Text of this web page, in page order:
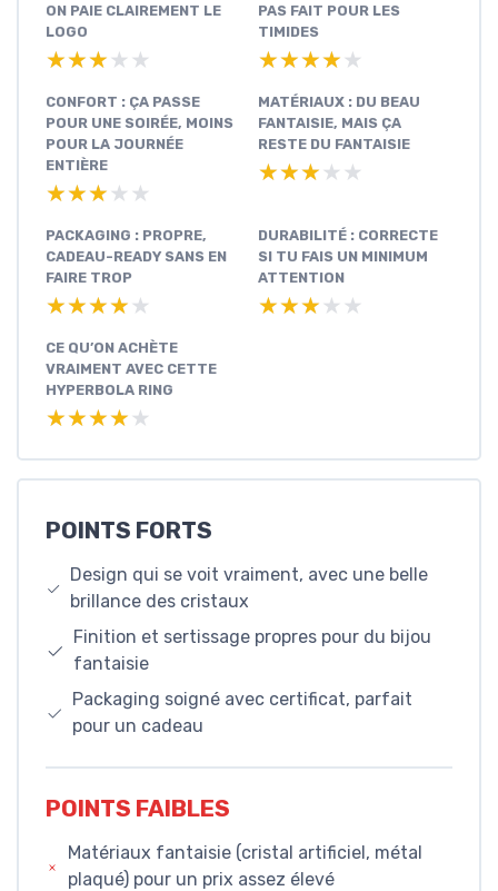
ON PAIE CLAIREMENT LE
LOGO
★★★★★
★★★★★
PAS FAIT POUR LES
TIMIDES
★★★★★
★★★★★
CONFORT : ÇA PASSE
POUR UNE SOIRÉE, MOINS
POUR LA JOURNÉE
ENTIÈRE
★★★★★
★★★★★
MATÉRIAUX : DU BEAU
FANTAISIE, MAIS ÇA
RESTE DU FANTAISIE
★★★★★
★★★★★
PACKAGING : PROPRE,
CADEAU-READY SANS EN
FAIRE TROP
★★★★★
★★★★★
DURABILITÉ : CORRECTE
SI TU FAIS UN MINIMUM
ATTENTION
★★★★★
★★★★★
CE QU’ON ACHÈTE
VRAIMENT AVEC CETTE
HYPERBOLA RING
★★★★★
★★★★★
POINTS FORTS
Design qui se voit vraiment, avec une belle
brillance des cristaux
Finition et sertissage propres pour du bijou
fantaisie
Packaging soigné avec certificat, parfait
pour un cadeau
POINTS FAIBLES
Matériaux fantaisie (cristal artificiel, métal
plaqué) pour un prix assez élevé